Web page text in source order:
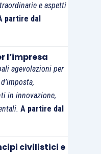
e aspetti
partire dal
l’impresa
agevolazioni per
in innovazione,
A partire dal
civilistici e